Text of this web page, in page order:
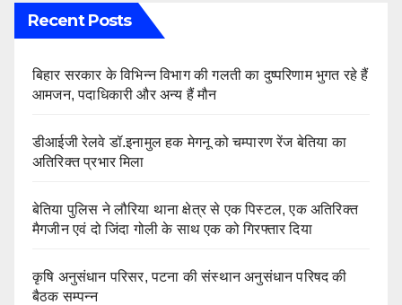
Recent Posts
बिहार सरकार के विभिन्न विभाग की गलती का दुष्परिणाम भुगत रहे हैं
आमजन, पदाधिकारी और अन्य हैं मौन
डीआईजी रेलवे डॉ.इनामुल हक मेगनू को चम्पारण रेंज बेतिया का
अतिरिक्त प्रभार मिला
बेतिया पुलिस ने लौरिया थाना क्षेत्र से एक पिस्टल, एक अतिरिक्त
मैगजीन एवं दो जिंदा गोली के साथ एक को गिरफ्तार दिया
कृषि अनुसंधान परिसर, पटना की संस्थान अनुसंधान परिषद की
बैठक सम्पन्न